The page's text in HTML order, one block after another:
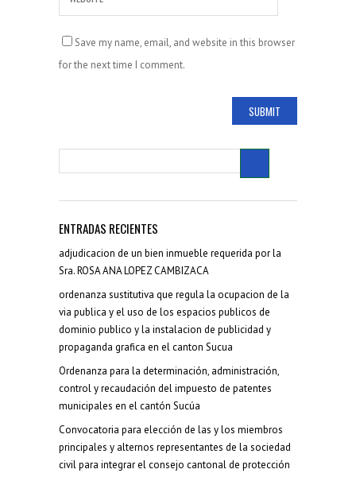
Save my name, email, and website in this browser
for the next time I comment.
ENTRADAS RECIENTES
adjudicacion de un bien inmueble requerida por la
Sra. ROSA ANA LOPEZ CAMBIZACA
ordenanza sustitutiva que regula la ocupacion de la
via publica y el uso de los espacios publicos de
dominio publico y la instalacion de publicidad y
propaganda grafica en el canton Sucua
Ordenanza para la determinación, administración,
control y recaudación del impuesto de patentes
municipales en el cantón Sucúa
Convocatoria para elección de las y los miembros
principales y alternos representantes de la sociedad
civil para integrar el consejo cantonal de protección